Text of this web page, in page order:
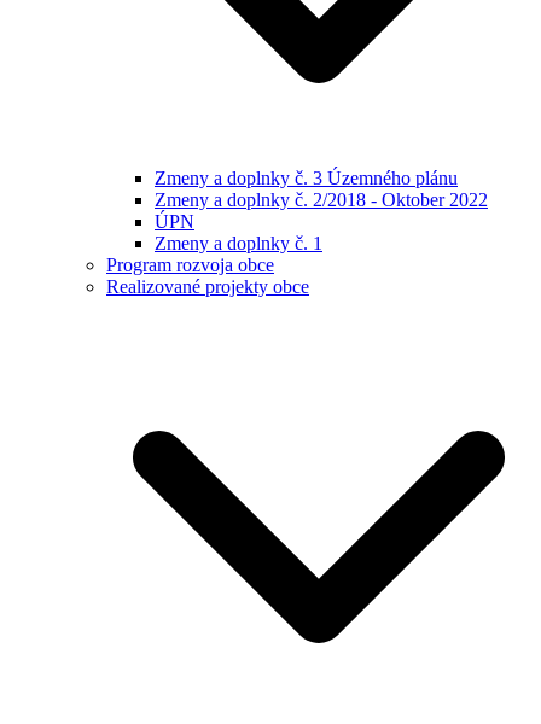
Zmeny a doplnky č. 3 Územného plánu
Zmeny a doplnky č. 2/2018 - Oktober 2022
ÚPN
Zmeny a doplnky č. 1
Program rozvoja obce
Realizované projekty obce